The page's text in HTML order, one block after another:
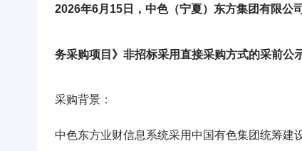
2026年6月15日，中色（宁夏）东方集团有限公
务采购项目》非招标采用直接采购方式的采前公
采购背景：
中色东方业财信息系统采用中国有色集团统筹建